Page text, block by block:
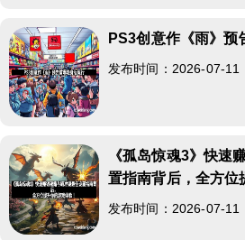
PS3创意作《雨》预
发布时间：2026-07-11
《孤岛惊魂3》快速
置指南背后，全方位
发布时间：2026-07-11